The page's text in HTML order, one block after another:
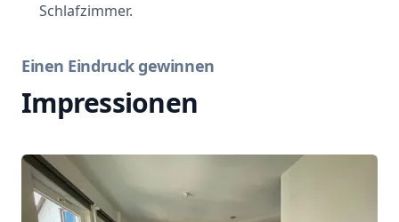
Schlafzimmer.
Einen Eindruck gewinnen
Impressionen